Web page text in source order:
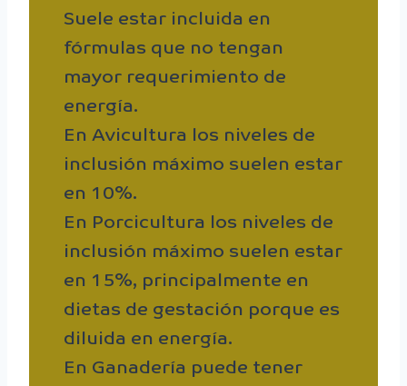
Suele estar incluida en
fórmulas que no tengan
mayor requerimiento de
energía.
En Avicultura los niveles de
inclusión máximo suelen estar
en 10%.
En Porcicultura los niveles de
inclusión máximo suelen estar
en 15%, principalmente en
dietas de gestación porque es
diluida en energía.
En Ganadería puede tener